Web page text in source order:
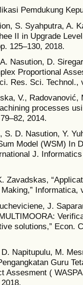
Pemdukung
S. Syahputra, A.
II in Upgrade
125–130, 2018.
Nasution, D.
Proportional
Res. Sci.
V., Radovanović,
processes
2014.
S. D. Nasution, Y.
Model (WSM) In
J.
Zavadskas,
Informatica,
J.
solutions,” Econ.
Napitupulu, M.
Guru
Assesment (